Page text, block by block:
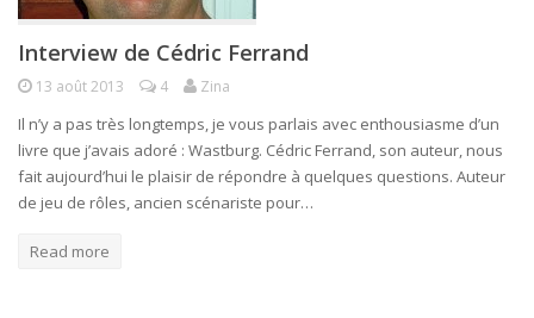
Interview de Cédric Ferrand
13 août 2013 4 Zina
Il n’y a pas très longtemps, je vous parlais avec enthousiasme d’un
livre que j’avais adoré : Wastburg. Cédric Ferrand, son auteur, nous
fait aujourd’hui le plaisir de répondre à quelques questions. Auteur
de jeu de rôles, ancien scénariste pour…
Read more